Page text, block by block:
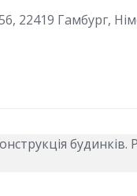
22419 Гамбург,